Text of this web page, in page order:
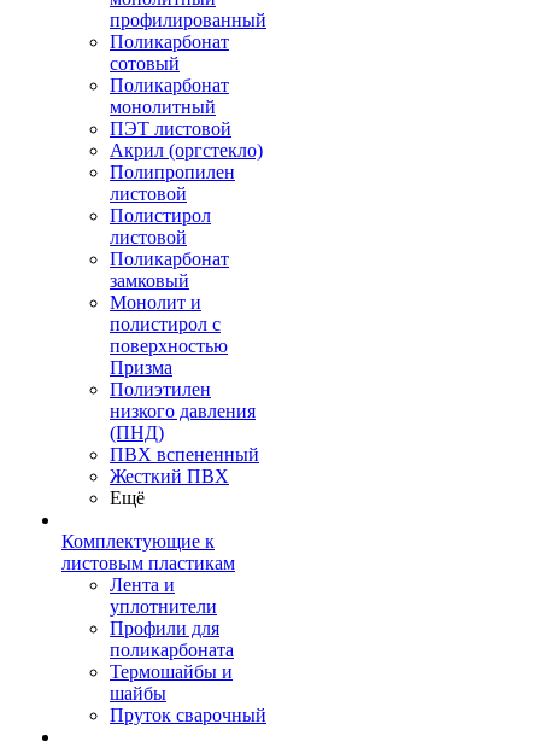
профилированный
Поликарбонат
сотовый
Поликарбонат
монолитный
ПЭТ листовой
Акрил (оргстекло)
Полипропилен
листовой
Полистирол
листовой
Поликарбонат
замковый
Монолит и
полистирол с
поверхностью
Призма
Полиэтилен
низкого давления
(ПНД)
ПВХ вспененный
Жесткий ПВХ
Ещё
Комплектующие к
листовым пластикам
Лента и
уплотнители
Профили для
поликарбоната
Термошайбы и
шайбы
Пруток сварочный